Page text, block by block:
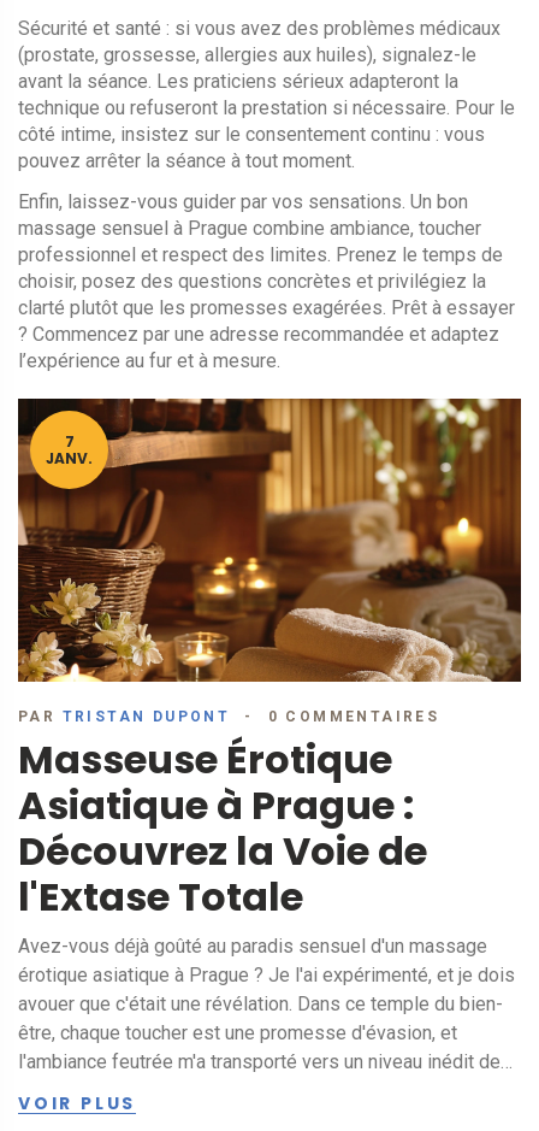
Sécurité et santé : si vous avez des problèmes médicaux
(prostate, grossesse, allergies aux huiles), signalez-le
avant la séance. Les praticiens sérieux adapteront la
technique ou refuseront la prestation si nécessaire. Pour le
côté intime, insistez sur le consentement continu : vous
pouvez arrêter la séance à tout moment.
Enfin, laissez-vous guider par vos sensations. Un bon
massage sensuel à Prague combine ambiance, toucher
professionnel et respect des limites. Prenez le temps de
choisir, posez des questions concrètes et privilégiez la
clarté plutôt que les promesses exagérées. Prêt à essayer
? Commencez par une adresse recommandée et adaptez
l’expérience au fur et à mesure.
7
JANV.
PAR TRISTAN DUPONT 0 COMMENTAIRES
Masseuse Érotique
Asiatique à Prague :
Découvrez la Voie de
l'Extase Totale
Avez-vous déjà goûté au paradis sensuel d'un massage
érotique asiatique à Prague ? Je l'ai expérimenté, et je dois
avouer que c'était une révélation. Dans ce temple du bien-
être, chaque toucher est une promesse d'évasion, et
l'ambiance feutrée m'a transporté vers un niveau inédit de
summum du bonheur corporel, et croyez-moi, il
VOIR PLUS